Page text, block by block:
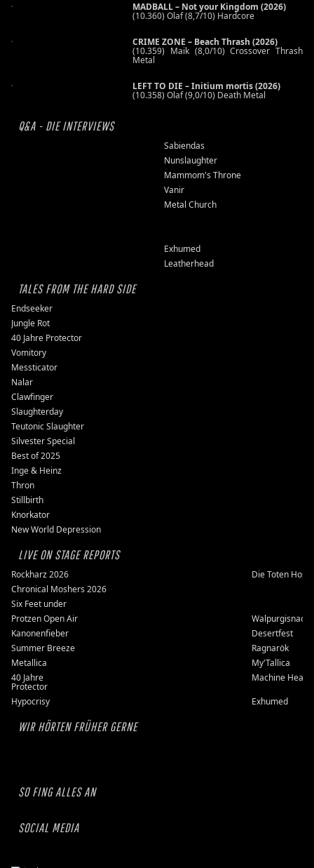
MADBALL – Not your Kingdom (2026)
(10.360) Olaf (8,7/10) Hardcore
CRIME ZONE – Beach Thrash (2026)
(10.359) Maik (8,0/10) Crossover Thrash
Metal
LEFT TO DIE – Initium mortis (2026)
(10.358) Olaf (9,0/10) Death Metal
Q&A - DIE INTERVIEWS
Sabiendas
Nunslaughter
Mammom's Throne
Vanir
Metal Church
Exhumed
Leatherhead
TALES FROM THE HARD SIDE
Endseeker
Jungle Rot
40 Jahre Protector
Vomitory
Messticator
Nalar
Clawfinger
Slaughterday
Teutonic Slaughter
Silvester Special
Best of 2025
Inge & Heinz
Thron
Stillbirth
Knorkator
New World Depression
LIVE ON STAGE REPORTS
Rockharz 2026
Die Toten
Chronical Moshers 2026
Six Feet under
Protzen Open Air
Walpurgisnacht
Kanonenfieber
Desertfest
Summer Breeze
Ragnarök
Metallica
My'Tallica
40 Jahre
Protector
Machine Head
Hypocrisy
Exhumed
WIR HÖRTEN FRÜHER GERNE
SO FING ALLES AN
SOCIAL MEDIA